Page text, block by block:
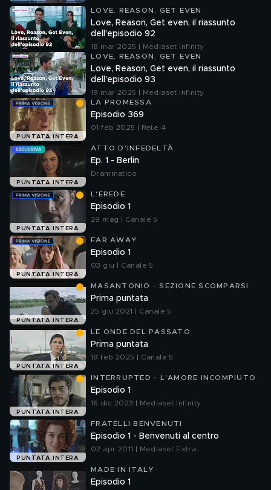
LOVE, REASON, GET EVEN
Love, Reason, Get even, il riassunto
dell'episodio 92
18 mar 2025 | Mediaset Infinity
LOVE, REASON, GET EVEN
Love, Reason, Get even, il riassunto
dell'episodio 93
19 mar 2025 | Mediaset Infinity
PUNTATA INTERA
LA PROMESSA
Episodio 369
01 feb 2025 | Rete 4
PUNTATA INTERA
ATTO D'INFEDELTÀ
Ep. 1 - Berlin
Drammatico
PUNTATA INTERA
L'EREDE
Episodio 1
29 mag | Canale 5
PUNTATA INTERA
FAR AWAY
Episodio 1
03 giu | Canale 5
PUNTATA INTERA
MASANTONIO - SEZIONE SCOMPARSI
Prima puntata
25 giu 2021 | Canale 5
PUNTATA INTERA
LE ONDE DEL PASSATO
Prima puntata
19 feb 2025 | Canale 5
PUNTATA INTERA
INTERRUPTED - L'AMORE INCOMPIUTO
Episodio 1
16 dic 2023 | Mediaset Infinity
PUNTATA INTERA
FRATELLI BENVENUTI
Episodio 1 - Benvenuti al centro
02 apr 2011 | Mediaset Extra
MADE IN ITALY
Episodio 1